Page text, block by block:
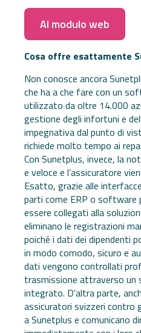
Al modulo web
Cosa offre esattamente
Non conosce ancora
che ha a che fare con un
utilizzato da oltre 14.000
gestione degli infortuni e
impegnativa dal punto di
richiede molto tempo ai
Con Sunetplus, invece, la
e veloce e l’assicuratore
Esatto, grazie alle
parti come ERP o software
essere collegati alla
eliminano le registrazioni
poiché i dati dei dipendenti
in modo comodo, sicuro e
dati vengono controllati
trasmissione attraverso un
integrato. D’altra parte,
assicuratori svizzeri contro
a Sunetplus e comunicano